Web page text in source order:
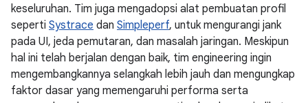
keseluruhan. Tim juga mengadopsi alat pembuatan profil
seperti Systrace dan Simpleperf, untuk mengurangi jank
pada UI, jeda pemutaran, dan masalah jaringan. Meskipun
hal ini telah berjalan dengan baik, tim engineering ingin
mengembangkannya selangkah lebih jauh dan mengungkap
faktor dasar yang memengaruhi performa serta